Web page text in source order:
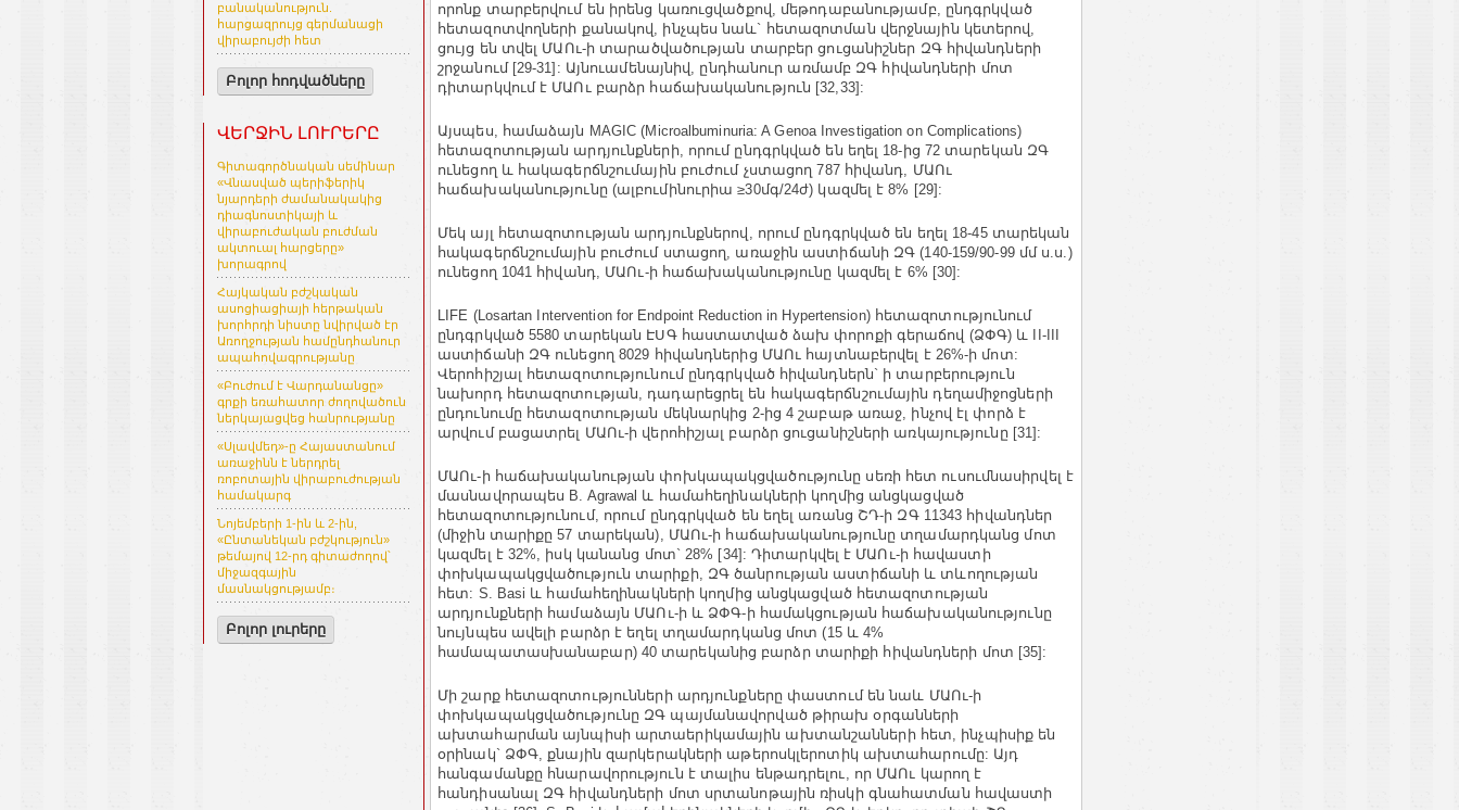
բանականություն.
հարցազրույց գերմանացի
վիրաբույժի հետ
Բոլոր հոդվածները
ՎԵՐՋԻՆ ԼՈՒՐԵՐԸ
Գիտագործնական սեմինար
«Վնասված պերիֆերիկ
նյարդերի ժամանակակից
դիագնոստիկայի և
վիրաբուժական բուժման
ակտուալ հարցերը»
խորագրով
Հայկական բժշկական
ասոցիացիայի հերթական
խորհրդի նիստը նվիրված էր
Առողջության համընդհանուր
ապահովագրությանը
«Բուժում է Վարդանանցը»
գրքի եռահատոր ժողովածուն
ներկայացվեց հանրությանը
«Սլավմեդ»-ը Հայաստանում
առաջինն է ներդրել
ռոբոտային վիրաբուժության
համակարգ
Նոյեմբերի 1-ին և 2-ին,
«Ընտանեկան բժշկություն»
թեմայով 12-րդ գիտաժողով՝
միջազգային
մասնակցությամբ։
Բոլոր լուրերը
որոնք տարբերվում են իրենց կառուցվածքով, մեթոդաբանությամբ, ընդգրկված
հետազոտվողների քանակով, ինչպես նաև` հետազոտման վերջնային կետերով,
ցույց են տվել ՄԱՈւ-ի տարածվածության տարբեր ցուցանիշներ ԶԳ հիվանդների
շրջանում [29-31]: Այնուամենայնիվ, ընդհանուր առմամբ ԶԳ հիվանդների մոտ
դիտարկվում է ՄԱՈւ բարձր հաճախականություն [32,33]:
Այսպես, համաձայն MAGIC (Microalbuminuria: A Genoa Investigation on Complications)
հետազոտության արդյունքների, որում ընդգրկված են եղել 18-ից 72 տարեկան ԶԳ
ունեցող և հակագերճնշումային բուժում չստացող 787 հիվանդ, ՄԱՈւ
հաճախականությունը (ալբումինուրիա ≥30մգ/24ժ) կազմել է 8% [29]:
Մեկ այլ հետազոտության արդյունքներով, որում ընդգրկված են եղել 18-45 տարեկան
հակագերճնշումային բուժում ստացող, առաջին աստիճանի ԶԳ (140-159/90-99 մմ ս.ս.)
ունեցող 1041 հիվանդ, ՄԱՈւ-ի հաճախականությունը կազմել է 6% [30]:
LIFE (Losartan Intervention for Endpoint Reduction in Hypertension) հետազոտությունում
ընդգրկված 5580 տարեկան ԷՍԳ հաստատված ձախ փորոքի գերաճով (ՁՓԳ) և II-III
աստիճանի ԶԳ ունեցող 8029 հիվանդներից ՄԱՈւ հայտնաբերվել է 26%-ի մոտ:
Վերոհիշյալ հետազոտությունում ընդգրկված հիվանդներն` ի տարբերություն
նախորդ հետազոտության, դադարեցրել են հակագերճնշումային դեղամիջոցների
ընդունումը հետազոտության մեկնարկից 2-ից 4 շաբաթ առաջ, ինչով էլ փորձ է
արվում բացատրել ՄԱՈւ-ի վերոհիշյալ բարձր ցուցանիշների առկայությունը [31]:
ՄԱՈւ-ի հաճախականության փոխկապակցվածությունը սեռի հետ ուսումնասիրվել է
մասնավորապես B. Agrawal և համահեղինակների կողմից անցկացված
հետազոտությունում, որում ընդգրկված են եղել առանց ՇԴ-ի ԶԳ 11343 հիվանդներ
(միջին տարիքը 57 տարեկան), ՄԱՈւ-ի հաճախականությունը տղամարդկանց մոտ
կազմել է 32%, իսկ կանանց մոտ` 28% [34]: Դիտարկվել է ՄԱՈւ-ի հավաստի
փոխկապակցվածություն տարիքի, ԶԳ ծանրության աստիճանի և տևողության
հետ: S. Basi և համահեղինակների կողմից անցկացված հետազոտության
արդյունքների համաձայն ՄԱՈւ-ի և ՁՓԳ-ի համակցության հաճախականությունը
նույնպես ավելի բարձր է եղել տղամարդկանց մոտ (15 և 4%
համապատասխանաբար) 40 տարեկանից բարձր տարիքի հիվանդների մոտ [35]:
Մի շարք հետազոտությունների արդյունքները փաստում են նաև ՄԱՈւ-ի
փոխկապակցվածությունը ԶԳ պայմանավորված թիրախ օրգանների
ախտահարման այնպիսի արտաերիկամային ախտանշանների հետ, ինչպիսիք են
օրինակ` ՁՓԳ, քնային զարկերակների աթերոսկլերոտիկ ախտահարումը: Այդ
հանգամանքը հնարավորություն է տալիս ենթադրելու, որ ՄԱՈւ կարող է
հանդիսանալ ԶԳ հիվանդների մոտ սրտանոթային ռիսկի գնահատման հավաստի